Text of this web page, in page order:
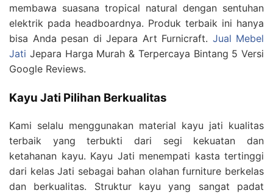
membawa suasana tropical natural dengan sentuhan
elektrik pada headboardnya. Produk terbaik ini hanya
bisa Anda pesan di Jepara Art Furnicraft. Jual Mebel
Jati Jepara Harga Murah & Terpercaya Bintang 5 Versi
Google Reviews.
Kayu Jati Pilihan Berkualitas
Kami selalu menggunakan material kayu jati kualitas
terbaik yang terbukti dari segi kekuatan dan
ketahanan kayu. Kayu Jati menempati kasta tertinggi
dari kelas Jati sebagai bahan olahan furniture berkelas
dan berkualitas. Struktur kayu yang sangat padat